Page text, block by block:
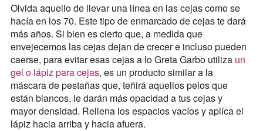
Olvida aquello de llevar una línea en las cejas como se
hacía en los 70. Este tipo de enmarcado de cejas te dará
más años. Si bien es cierto que, a medida que
envejecemos las cejas dejan de crecer e incluso pueden
caerse, para evitar esas cejas a lo Greta Garbo utiliza un
gel o lápiz para cejas, es un producto similar a la
máscara de pestañas que, teñirá aquellos pelos que
están blancos, le darán más opacidad a tus cejas y
mayor densidad. Rellena los espacios vacíos y aplíca el
lápiz hacia arriba y hacia afuera.